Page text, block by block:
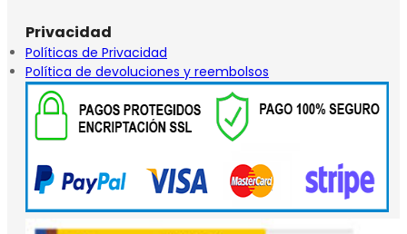
Privacidad
Políticas de Privacidad
Política de devoluciones y reembolsos